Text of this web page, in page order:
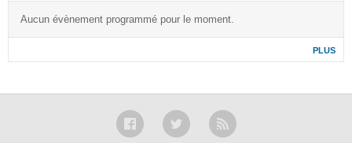
Aucun évènement programmé pour le moment.
PLUS